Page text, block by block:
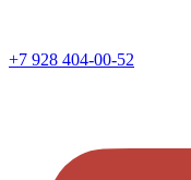
+7 928 404-00-52